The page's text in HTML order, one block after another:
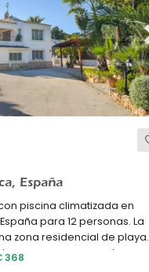
España
piscina climatizada en
para 12 personas. La
zona residencial de playa,
y supermercados, a
368